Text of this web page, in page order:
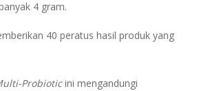
4 gram.
40 peratus hasil produk yang
Probioticini mengandungi